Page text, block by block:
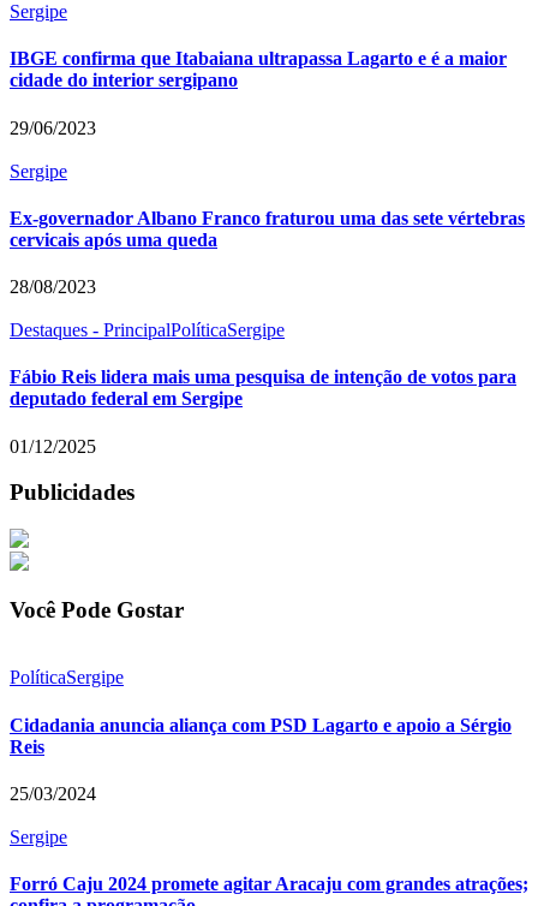
Sergipe
IBGE confirma que Itabaiana ultrapassa Lagarto e é a maior
cidade do interior sergipano
29/06/2023
Sergipe
Ex-governador Albano Franco fraturou uma das sete vértebras
cervicais após uma queda
28/08/2023
Destaques - PrincipalPolíticaSergipe
Fábio Reis lidera mais uma pesquisa de intenção de votos para
deputado federal em Sergipe
01/12/2025
Publicidades
Você Pode Gostar
PolíticaSergipe
Cidadania anuncia aliança com PSD Lagarto e apoio a Sérgio
Reis
25/03/2024
Sergipe
Forró Caju 2024 promete agitar Aracaju com grandes atrações;